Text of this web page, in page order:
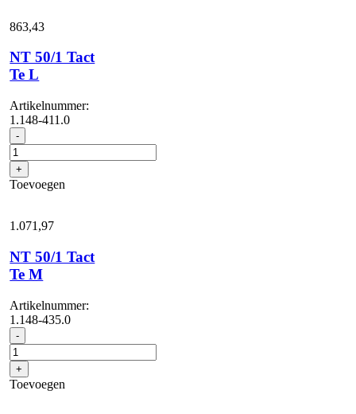
863,43
NT 50/1 Tact
Te L
Artikelnummer:
1.148-411.0
- NT
50/1
Tact
Te
L
+
Toevoegen
1.071,97
NT 50/1 Tact
Te M
Artikelnummer:
1.148-435.0
- NT
50/1
Tact
Te
M
+
Toevoegen